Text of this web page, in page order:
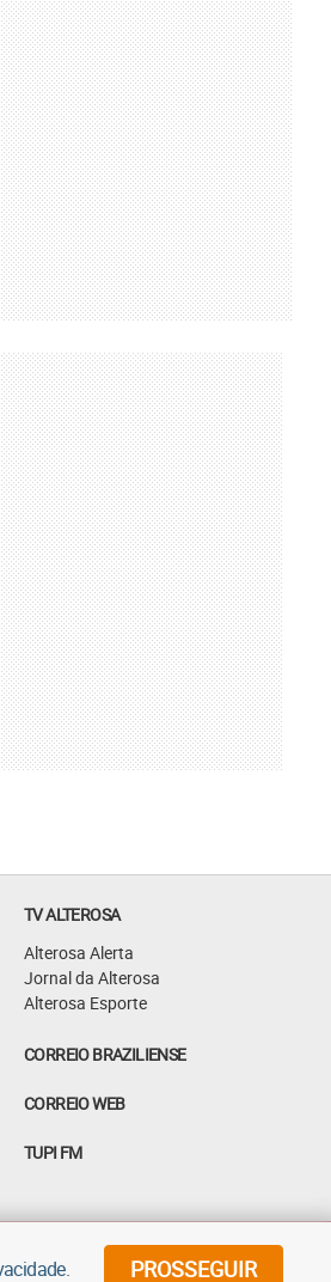
TV ALTEROSA
Alterosa Alerta
Jornal da Alterosa
Alterosa Esporte
CORREIO BRAZILIENSE
CORREIO WEB
TUPI FM
Todos os direitos reservados
. PROSSEGUIR